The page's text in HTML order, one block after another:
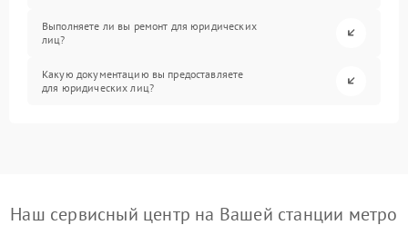
Выполняете ли вы ремонт для юридических
лиц?
Какую документацию вы предоставляете
для юридических лиц?
Наш сервисный центр на Вашей станции метро